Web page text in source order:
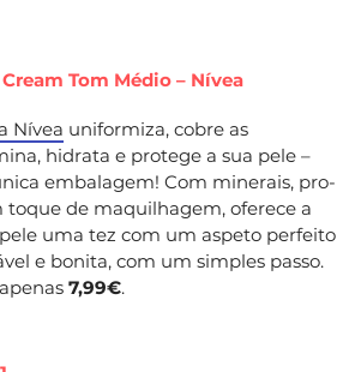
Tom Médio – Nívea
Nívea uniformiza, cobre as
hidrata e protege a sua pele –
embalagem! Com minerais, pro-
toque de maquilhagem, oferece a
uma tez com um aspeto perfeito
e bonita, com um simples passo.
7,99€.